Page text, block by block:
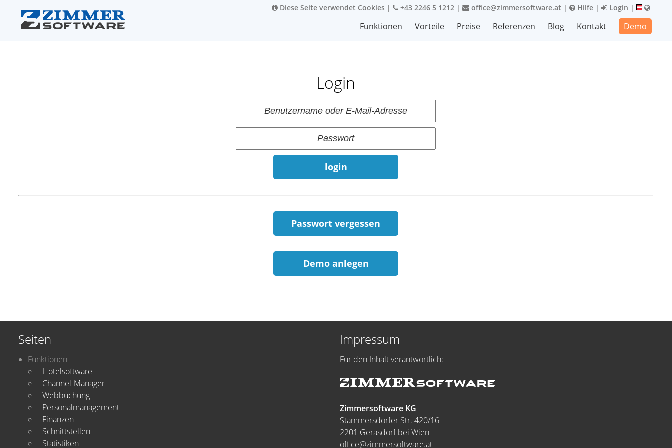
Diese Seite verwendet Cookies | +43 2246 5 1212 | office@zimmersoftware.at | Hilfe | Login |
Funktionen Vorteile Preise Referenzen Blog Kontakt Demo
Login
login
Passwort vergessen
Demo anlegen
Seiten
Funktionen
Hotelsoftware
Channel-Manager
Webbuchung
Personalmanagement
Finanzen
Schnittstellen
Statistiken
Impressum
Für den Inhalt verantwortlich:
Zimmersoftware KG
Stammersdorfer Str. 420/16
2201 Gerasdorf bei Wien
office@zimmersoftware.at